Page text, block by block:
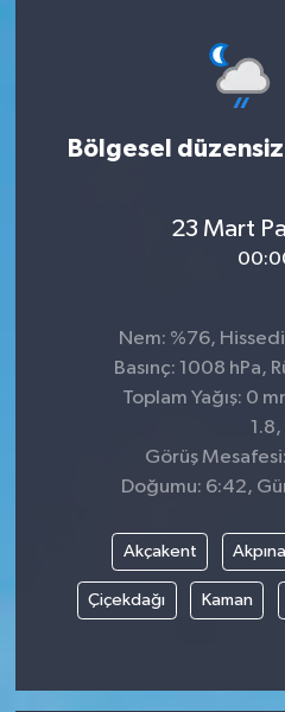
Bölgesel
23 Mart
Nem: %76,
Basınç: 1008 hPa,
Toplam Yağış: 0
1.8,
Görüş
Doğumu: 6:42,
Akçakent
Çiçekdağı Kaman
Gündem
KURDÎ
Sağlık & Yaşam
Spor